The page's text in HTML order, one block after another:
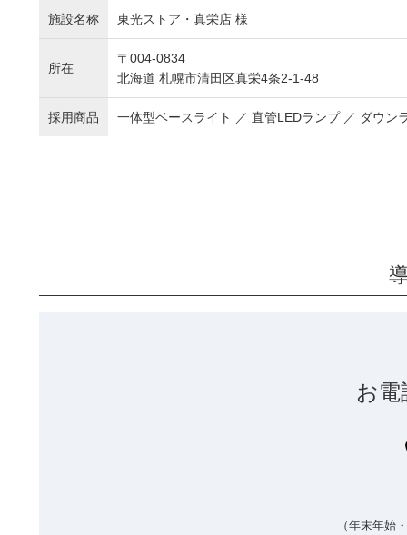
施設名称 東光ストア・真栄店 様
所在
〒004-0834
北海道 札幌市清田区真栄4条2-1-48
採用商品 一体型ベースライト ／ 直管LEDランプ ／ ダウン
お
（年末年始